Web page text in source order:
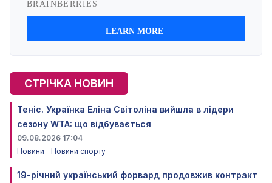
СТРІЧКА НОВИН
Теніс. Українка Еліна Світоліна вийшла в лідери
сезону WTA: що відбувається
09.08.2026 17:04
Новини
Новини спорту
19-річний український форвард продовжив контракт